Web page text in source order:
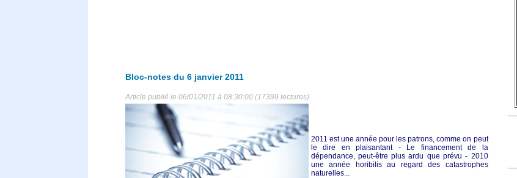
Bloc-notes du 6 janvier 2011
Article publié le 06/01/2011 à 08:30:00 (17399 lectures)
2011 est une année pour les patrons, comme on peut
le dire en plaisantant - Le financement de la
dépendance, peut-être plus ardu que prévu - 2010
une année horibilis au regard des catastrophes
naturelles...